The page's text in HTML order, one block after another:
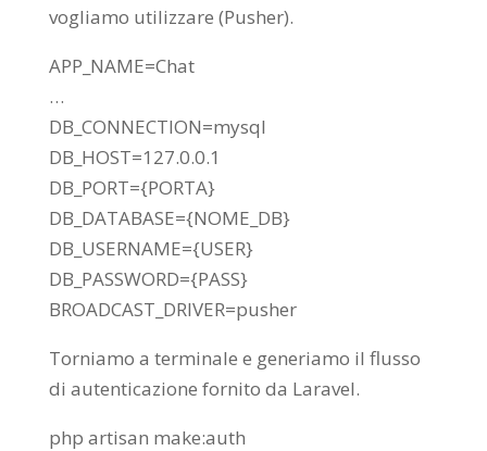
vogliamo utilizzare (Pusher).
APP_NAME=Chat
…
DB_CONNECTION=mysql
DB_HOST=127.0.0.1
DB_PORT={PORTA}
DB_DATABASE={NOME_DB}
DB_USERNAME={USER}
DB_PASSWORD={PASS}
BROADCAST_DRIVER=pusher
Torniamo a terminale e generiamo il flusso
di autenticazione fornito da Laravel.
php artisan make:auth